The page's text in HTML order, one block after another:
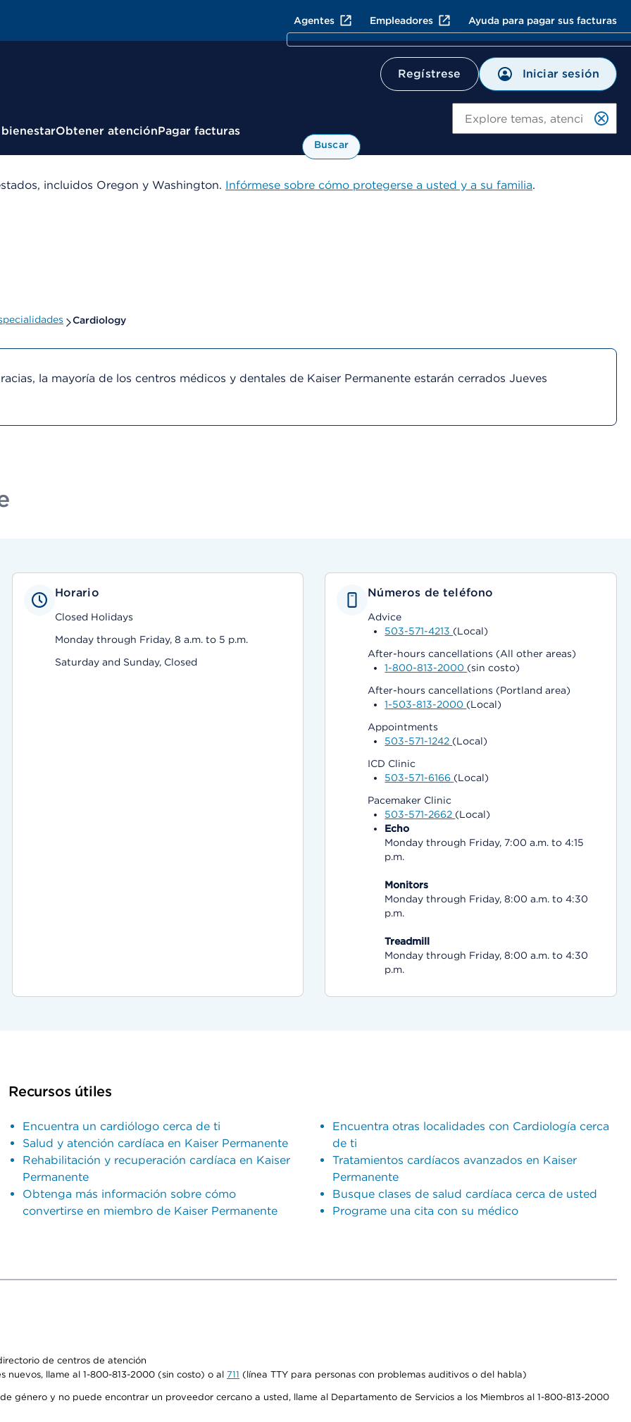
Agentes Empleadores Ayuda para pagar sus facturas
Regístrese Iniciar sesión
Obtener atenciónPagar facturas
Buscar
incluidos Oregon y Washington. Infórmese sobre cómo protegerse a usted y a su familia.
Cardiology
la mayoría de los centros médicos y dentales de Kaiser Permanente estarán cerrados Jueves
Horario
Closed Holidays
Monday through Friday, 8 a.m. to 5 p.m.
Saturday and Sunday, Closed
Números de teléfono
Advice
503-571-4213 (Local)
After-hours cancellations (All other areas)
1-800-813-2000 (sin costo)
After-hours cancellations (Portland area)
1-503-813-2000 (Local)
Appointments
503-571-1242 (Local)
ICD Clinic
503-571-6166 (Local)
Pacemaker Clinic
503-571-2662 (Local)
Echo
Monday through Friday, 7:00 a.m. to 4:15
p.m.
Monitors
Monday through Friday, 8:00 a.m. to 4:30
p.m.
Treadmill
Monday through Friday, 8:00 a.m. to 4:30
p.m.
Recursos útiles
Encuentra un cardiólogo cerca de ti
Salud y atención cardíaca en Kaiser Permanente
Rehabilitación y recuperación cardíaca en Kaiser
Permanente
Obtenga más información sobre cómo
convertirse en miembro de Kaiser Permanente
Encuentra otras localidades con Cardiología cerca
de ti
Tratamientos cardíacos avanzados en Kaiser
Permanente
Busque clases de salud cardíaca cerca de usted
Programe una cita con su médico
de centros de atención
nuevos, llame al 1-800-813-2000 (sin costo) o al 711 (línea TTY para personas con problemas auditivos o del habla)
género y no puede encontrar un proveedor cercano a usted, llame al Departamento de Servicios a los Miembros al 1-800-813-2000